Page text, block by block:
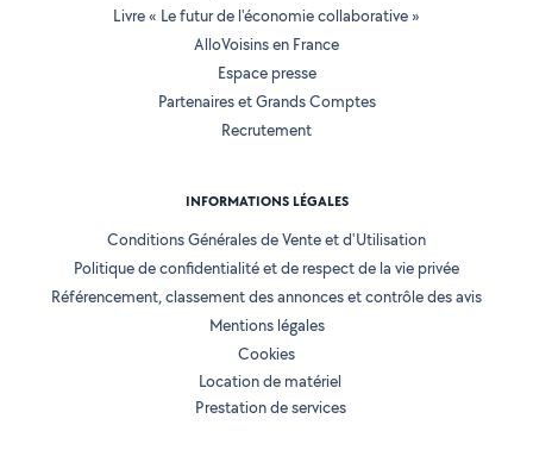
Livre « Le futur de l'économie collaborative »
AlloVoisins en France
Espace presse
Partenaires et Grands Comptes
Recrutement
INFORMATIONS LÉGALES
Conditions Générales de Vente et d'Utilisation
Politique de confidentialité et de respect de la vie privée
Référencement, classement des annonces et contrôle des avis
Mentions légales
Cookies
Location de matériel
Prestation de services